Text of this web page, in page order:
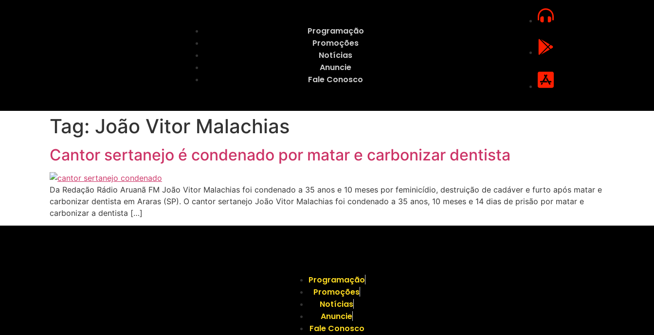
Programação
Promoções
Notícias
Anuncie
Fale Conosco
Tag: João Vitor Malachias
Cantor sertanejo é condenado por matar e carbonizar dentista
Da Redação Rádio Aruanã FM João Vitor Malachias foi condenado a 35 anos e 10 meses por feminicídio, destruição de cadáver e furto após matar e
carbonizar dentista em Araras (SP). O cantor sertanejo João Vitor Malachias foi condenado a 35 anos, 10 meses e 14 dias de prisão por matar e
carbonizar a dentista […]
Programação
Promoções
Notícias
Anuncie
Fale Conosco